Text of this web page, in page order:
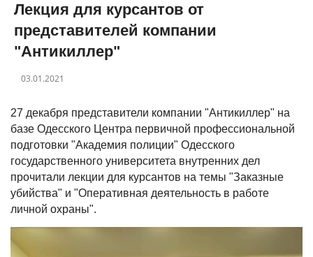
Контакти
Лекция для курсантов от
представителей компании
"Антикиллер"
03.01.2021
27 декабря представители компании "Антикиллер" на
базе Одесского Центра первичной профессиональной
подготовки "Академия полиции" Одесского
государственного университета внутренних дел
прочитали лекции для курсантов на темы "Заказные
убийства" и "Оперативная деятельность в работе
личной охраны".